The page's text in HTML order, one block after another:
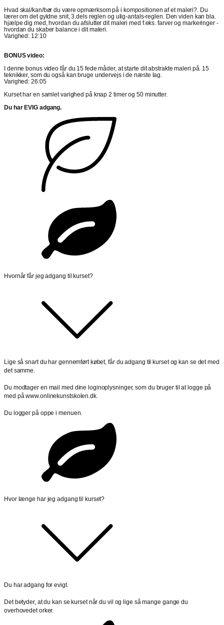
Hvad skal/kan/bør du være opmærksom på i kompositionen af et maleri?. Du
lærer om det gyldne snit, 3.dels reglen og ulig-antals-reglen. Den viden kan bla.
hjælpe dig med, hvordan du afslutter dit maleri med f.eks. farver og markeringer -
hvordan du skaber balance i dit maleri.
Varighed: 12:10
BONUS video:
I denne bonus video får du 15 fede måder, at starte dit abstrakte maleri på. 15
teknikker, som du også kan bruge undervejs i de næste lag.
Varighed: 26:05
Kurset har en samlet varighed på knap 2 timer og 50 minutter.
Du har EVIG adgang.
Hvornår får jeg adgang til kurset?
Lige så snart du har gennemført købet, får du adgang til kurset og kan se det med
det samme.
Du modtager en mail med dine loginoplysninger, som du bruger til at logge på
med på www.onlinekunstskolen.dk.
Du logger på oppe i menuen.
Hvor længe har jeg adgang til kurset?
Du har adgang for evigt.
Det betyder, at du kan se kurset når du vil og lige så mange gange du
overhovedet orker.